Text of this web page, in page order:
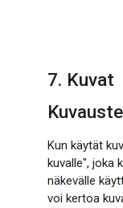
7. Kuvat
Kun käytät
kuvalle", joka
näkevälle
voi kertoa